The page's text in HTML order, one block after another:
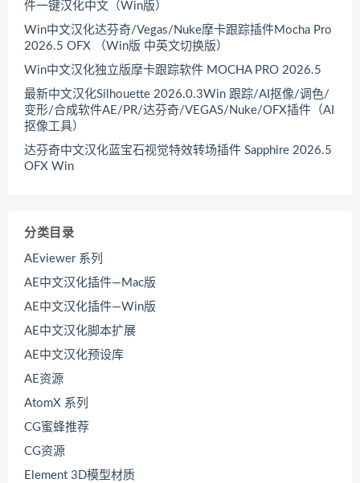
件一键汉化中文（Win版）
Win中文汉化达芬奇/Vegas/Nuke摩卡跟踪插件Mocha Pro
2026.5 OFX （Win版 中英文切换版）
Win中文汉化独立版摩卡跟踪软件 MOCHA PRO 2026.5
最新中文汉化Silhouette 2026.0.3Win 跟踪/AI抠像/调色/
变形/合成软件AE/PR/达芬奇/VEGAS/Nuke/OFX插件（AI
抠像工具）
达芬奇中文汉化蓝宝石视觉特效转场插件 Sapphire 2026.5
OFX Win
分类目录
AEviewer 系列
AE中文汉化插件—Mac版
AE中文汉化插件—Win版
AE中文汉化脚本扩展
AE中文汉化预设库
AE资源
AtomX 系列
CG蜜蜂推荐
CG资源
Element 3D模型材质